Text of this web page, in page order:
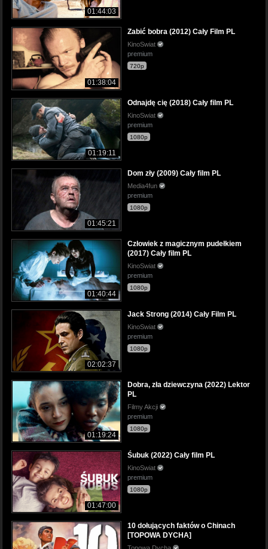
01:44:03
01:38:04
Zabić bobra (2012) Cały Film PL
KinoSwiat
premium
720p
01:19:11
Odnajdę cię (2018) Cały film PL
KinoSwiat
premium
1080p
01:45:21
Dom zły (2009) Cały film PL
Media4fun
premium
1080p
01:40:44
Człowiek z magicznym pudełkiem
(2017) Cały film PL
KinoSwiat
premium
1080p
02:02:37
Jack Strong (2014) Cały Film PL
KinoSwiat
premium
1080p
01:19:24
Dobra, zła dziewczyna (2022) Lektor
PL
Filmy Akcji
premium
1080p
01:47:00
Śubuk (2022) Cały film PL
KinoSwiat
premium
1080p
10 dołujących faktów o Chinach
[TOPOWA DYCHA]